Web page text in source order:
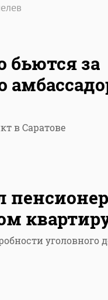
бьются за
в Саратове
уголовного